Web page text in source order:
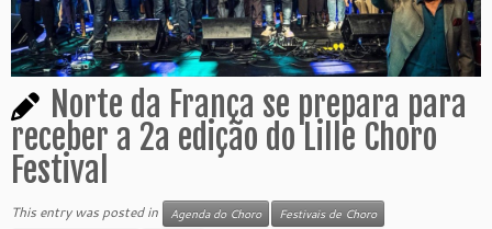
Norte da França se prepara para
receber a 2a edição do Lille Choro
Festival
This entry was posted in Agenda do Choro
Festivais de Choro